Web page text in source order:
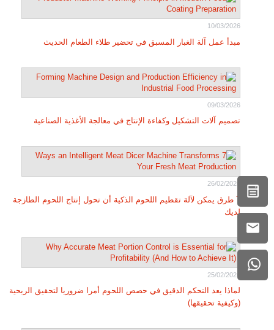
10/03/2026
مبدأ عمل آلة الغبار المسبق في تحضير طلاء الطعام الحديث
09/03/2026
تصميم آلات التشكيل وكفاءة الإنتاج في معالجة الأغذية الصناعية
26/02/2026
7 طرق يمكن لآلة تقطيم اللحوم الذكية أن تحول إنتاج اللحوم الطازجة
لديك
25/02/2026
لماذا يعد التحكم الدقيق في حصص اللحوم أمرا ضروريا لتحقيق الربحية
(وكيفية تحقيقها)